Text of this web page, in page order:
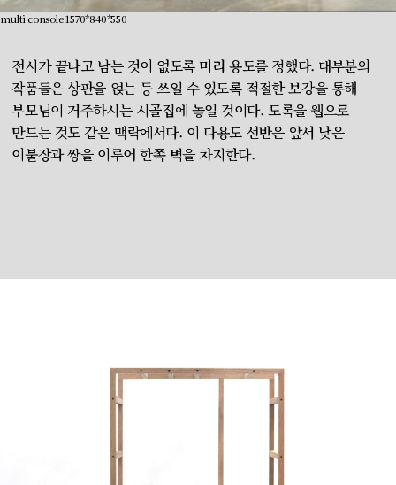
multi console 1570*840*550
전시가 끝나고 남는 것이 없도록 미리 용도를 정했다. 대부분의
작품들은 상판을 얹는 등 쓰일 수 있도록 적절한 보강을 통해
부모님이 거주하시는 시골집에 놓일 것이다. 도록을 웹으로
만드는 것도 같은 맥락에서다. 이 다용도 선반은 앞서 낮은
이불장과 쌍을 이루어 한쪽 벽을 차지한다.